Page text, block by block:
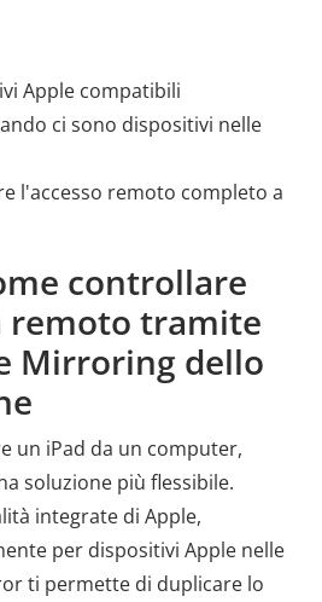
Apple compatibili
ci sono dispositivi nelle
l'accesso remoto completo a
controllare
remoto tramite
Mirroring dello
un iPad da un computer,
soluzione più flessibile.
integrate di Apple,
per dispositivi Apple nelle
ti permette di duplicare lo